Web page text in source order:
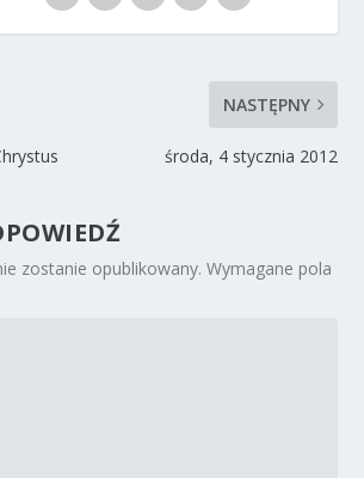
NASTĘPNY
środa, 4 stycznia 2012
zostanie opublikowany. Wymagane pola